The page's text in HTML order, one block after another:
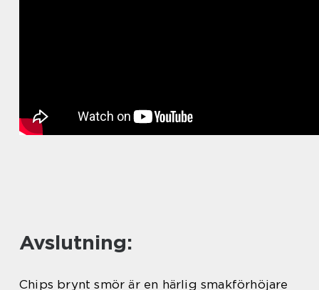
Avslutning:
Chips brynt smör är en härlig smakförhöjare